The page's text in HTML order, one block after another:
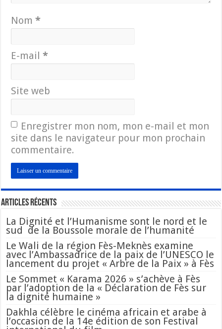
Nom*
E-mail*
Site web
Enregistrer mon nom, mon e-mail et mon
site dans le navigateur pour mon prochain
commentaire.
Articles Récents
La Dignité et l’Humanisme sont le nord et le
sud de la Boussole morale de l’humanité
Le Wali de la région Fès-Meknès examine
avec l’Ambassadrice de la paix de l’UNESCO le
lancement du projet « Arbre de la Paix » à Fès
Le Sommet « Karama 2026 » s’achève à Fès
par l’adoption de la « Déclaration de Fès sur
la dignité humaine »
Dakhla célèbre le cinéma africain et arabe à
l’occasion de la 14e édition de son Festival